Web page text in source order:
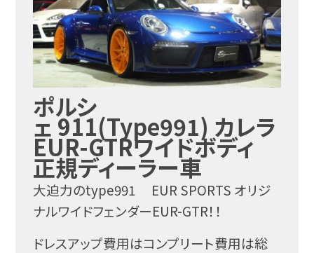
ポルシ
ェ 911(Type991) カレラ
EUR-GTRワイドボディ
正規ディーラー車
大迫力のtype991 EUR SPORTS オリジ
ナルワイドフェンダーEUR-GTR！！
ドレスアップ費用はコンプリート費用は総